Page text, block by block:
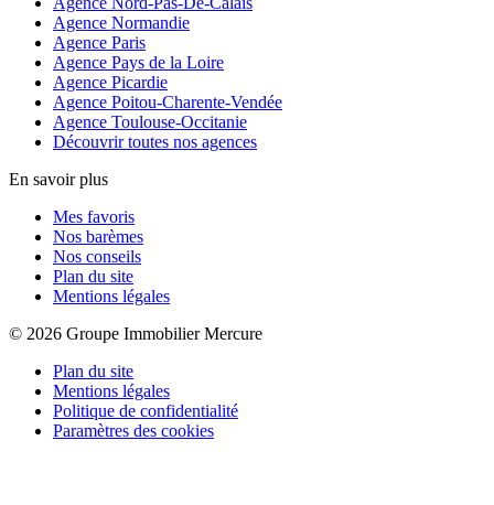
Agence Normandie
Agence Paris
Agence Pays de la Loire
Agence Picardie
Agence Poitou-Charente-Vendée
Agence Toulouse-Occitanie
Découvrir toutes nos agences
En savoir plus
Mes favoris
Nos barèmes
Nos conseils
Plan du site
Mentions légales
© 2026 Groupe Immobilier Mercure
Plan du site
Mentions légales
Politique de confidentialité
Paramètres des cookies